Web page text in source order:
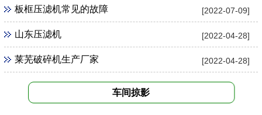
[2022-07-09]
板框压滤机常见的故障
[2022-04-28]
山东压滤机
[2022-04-28]
莱芜破碎机生产厂家
车间掠影